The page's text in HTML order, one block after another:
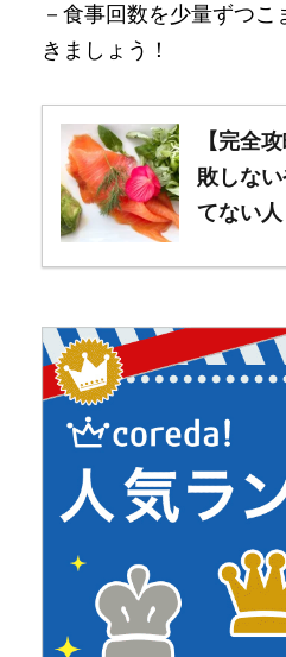
－食事回数を少量ずつ
きましょう！
【完全
敗しな
てない人